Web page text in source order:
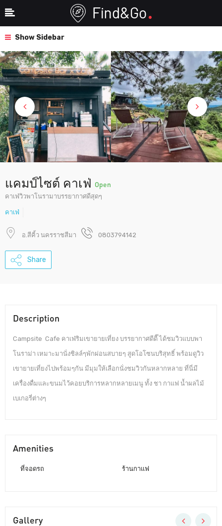
Show Sidebar
แคมป์ไซต์ คาเฟ่ Open
คาเฟ่วิวพาโนรามาบรรยากาศดีสุดๆ
คาเฟ่
อ.สีคิ้ว นครราชสีมา 0803794142
Share
Description
Campsite Cafe คาเฟ่ริมเขายายเที่ยง บรรยากาศดีดี๊ ได้ชมวิวแบบพา
โนราม่า เหมาะมานั่งชิลล์ๆพักผ่อนสบายๆ สูดโอโซนบริสุทธิ์ พร้อมดูวิว
เขายายเที่ยงไปพร้อมๆกัน มีมุมให้เลือกนั่งชมวิวกันหลากหลาย ที่นี่มี
เครื่องดื่มและขนมไว้คอยบริการหลากหลายเมนู ทั้ง ชา กาแฟ น้ำผลไม้
เบเกอรี่ต่างๆ
Amenities
ที่จอดรถ ร้านกาแฟ
Gallery